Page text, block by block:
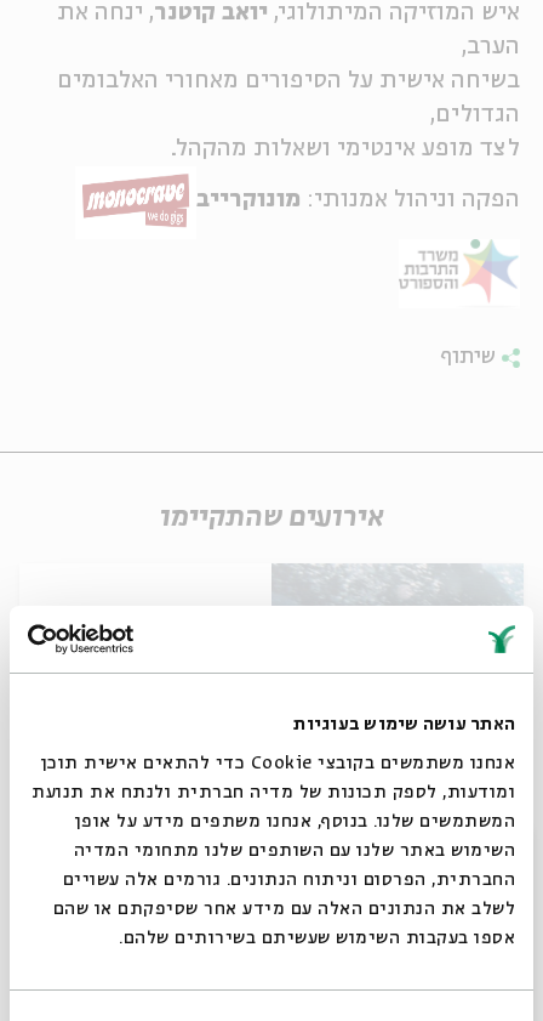
האתר עושה שימוש בעוגיות
אנחנו משתמשים בקובצי Cookie כדי להתאים אישית תוכן
ומודעות, לספק תכונות של מדיה חברתית ולנתח את תנועת
המשתמשים שלנו. בנוסף, אנחנו משתפים מידע על אופן
השימוש באתר שלנו עם השותפים שלנו מתחומי המדיה
החברתית, הפרסום וניתוח הנתונים. גורמים אלה עשויים
לשלב את הנתונים האלה עם מידע אחר שסיפקתם או שהם
אספו בעקבות השימוש שעשיתם בשירותים שלהם.
איש המוזיקה המיתולוגי, יואב קוטנר, ינחה את
הערב,
בשיחה אישית על הסיפורים מאחורי האלבומים
הגדולים,
לצד מופע אינטימי ושאלות מהקהל.
הפקה וניהול אמנותי: מונוקרייב
שיתוף
אירועים שהתקיימו
כרטיסים אחרונים
האלבומים הגדולים: שולי רנד - נקודה טובה
מתוך:סיפורים במונו - האלבומים הגדולים
סגור